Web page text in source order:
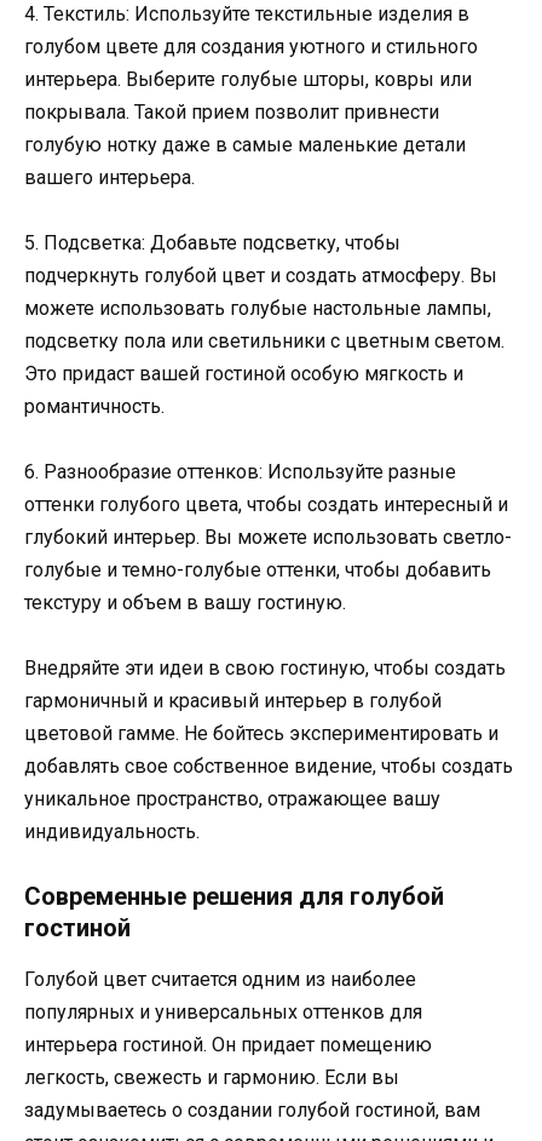
4. Текстиль: Используйте текстильные изделия в
голубом цвете для создания уютного и стильного
интерьера. Выберите голубые шторы, ковры или
покрывала. Такой прием позволит привнести
голубую нотку даже в самые маленькие детали
вашего интерьера.
5. Подсветка: Добавьте подсветку, чтобы
подчеркнуть голубой цвет и создать атмосферу. Вы
можете использовать голубые настольные лампы,
подсветку пола или светильники с цветным светом.
Это придаст вашей гостиной особую мягкость и
романтичность.
6. Разнообразие оттенков: Используйте разные
оттенки голубого цвета, чтобы создать интересный и
глубокий интерьер. Вы можете использовать светло-
голубые и темно-голубые оттенки, чтобы добавить
текстуру и объем в вашу гостиную.
Внедряйте эти идеи в свою гостиную, чтобы создать
гармоничный и красивый интерьер в голубой
цветовой гамме. Не бойтесь экспериментировать и
добавлять свое собственное видение, чтобы создать
уникальное пространство, отражающее вашу
индивидуальность.
Современные решения для голубой
гостиной
Голубой цвет считается одним из наиболее
популярных и универсальных оттенков для
интерьера гостиной. Он придает помещению
легкость, свежесть и гармонию. Если вы
задумываетесь о создании голубой гостиной, вам